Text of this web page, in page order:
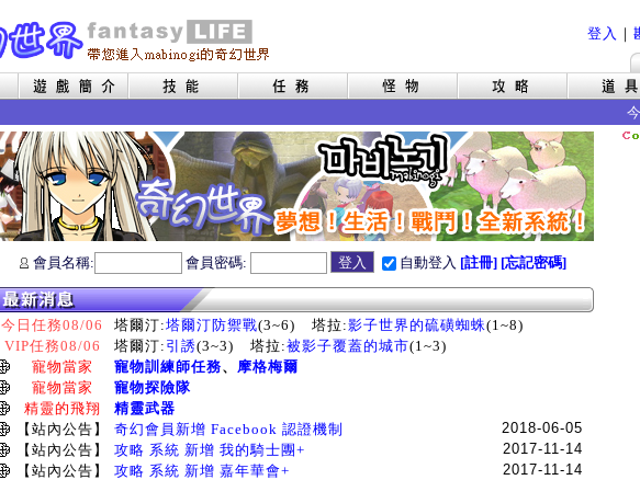
登入 ｜
今
會員名稱: 會員密碼: 自動登入 [註冊] [忘記密碼]
今日任務08/06 塔爾汀:塔爾汀防禦戰(3~6) 塔拉:影子世界的硫磺蜘蛛(1~8)
VIP任務08/06
塔爾汀: 引誘(3~3) 塔拉:被影子覆蓋的城市(1~3)
寵物當家
寵物訓練師任務、 摩格梅爾
寵物當家
寵物探險隊
精靈的飛翔
精靈武器
【站內公告】
奇幻會員新增 Facebook 認證機制
2018-06-05
【站內公告】
攻略 系統 新增 我的騎士團+
2017-11-14
【站內公告】
攻略 系統 新增 嘉年華會+
2017-11-14